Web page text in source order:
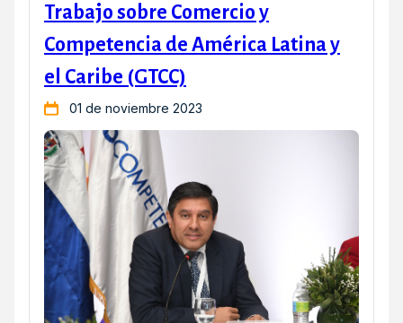
Trabajo sobre Comercio y
Competencia de América Latina y
el Caribe (GTCC)
01 de noviembre 2023